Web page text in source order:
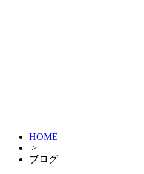
HOME
>
ブログ